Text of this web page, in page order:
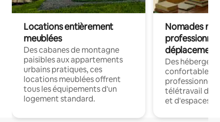
Locations entièrement
meublées
Des cabanes de montagne
paisibles aux appartements
urbains pratiques, ces
locations meublées offrent
tous les équipements d'un
logement standard.
Nomades
déplacement
Des
confortables
professionnels
télétravail
et d'espaces